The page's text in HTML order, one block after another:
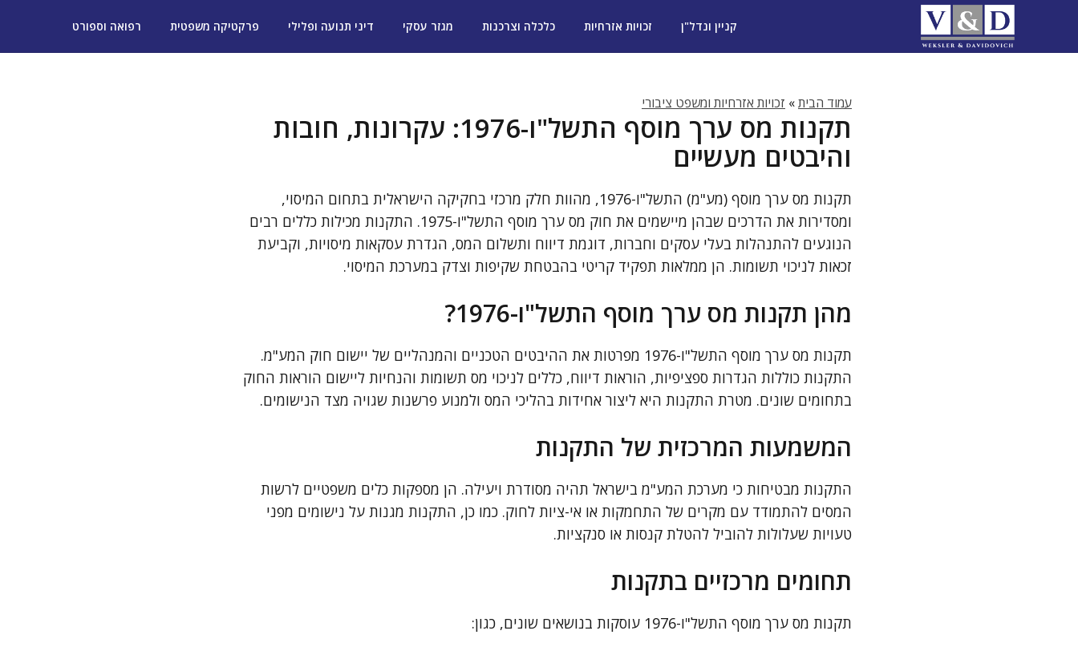
קניין ונדל"ן זכויות אזרחיות כלכלה וצרכנות מגזר עסקי דיני תנועה ופלילי פרקטיקה משפטית רפואה וספורט
עמוד הבית» זכויות אזרחיות ומשפט ציבורי
תקנות מס ערך מוסף התשל"ו-1976: עקרונות, חובות
והיבטים מעשיים
תקנות מס ערך מוסף (מע"מ) התשל"ו-1976, מהוות חלק מרכזי בחקיקה הישראלית בתחום המיסוי,
ומסדירות את הדרכים שבהן מיישמים את חוק מס ערך מוסף התשל"ו-1975. התקנות מכילות כללים רבים
הנוגעים להתנהלות בעלי עסקים וחברות, דוגמת דיווח ותשלום המס, הגדרת עסקאות מיסויות, וקביעת
זכאות לניכוי תשומות. הן ממלאות תפקיד קריטי בהבטחת שקיפות וצדק במערכת המיסוי.
מהן תקנות מס ערך מוסף התשל"ו-1976?
תקנות מס ערך מוסף התשל"ו-1976 מפרטות את ההיבטים הטכניים והמנהליים של יישום חוק המע"מ.
התקנות כוללות הגדרות ספציפיות, הוראות דיווח, כללים לניכוי מס תשומות והנחיות ליישום הוראות החוק
בתחומים שונים. מטרת התקנות היא ליצור אחידות בהליכי המס ולמנוע פרשנות שגויה מצד הנישומים.
המשמעות המרכזית של התקנות
התקנות מבטיחות כי מערכת המע"מ בישראל תהיה מסודרת ויעילה. הן מספקות כלים משפטיים לרשות
המסים להתמודד עם מקרים של התחמקות או אי-ציות לחוק. כמו כן, התקנות מגנות על נישומים מפני
טעויות שעלולות להוביל להטלת קנסות או סנקציות.
תחומים מרכזיים בתקנות
תקנות מס ערך מוסף התשל"ו-1976 עוסקות בנושאים שונים, כגון: